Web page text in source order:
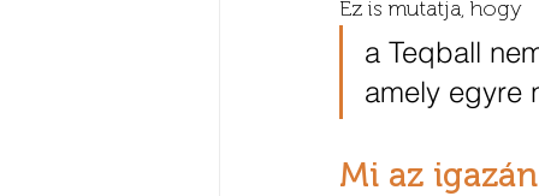
Ez is mutatja, hogy
a Teqball
amely egyre
Mi az